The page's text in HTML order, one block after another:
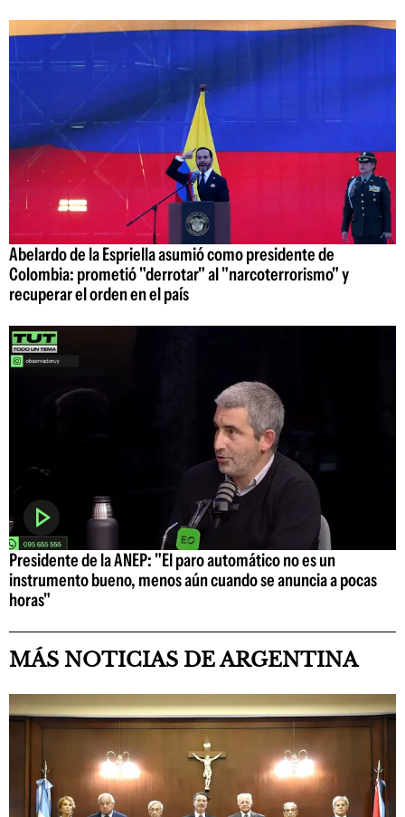
Abelardo de la Espriella asumió como presidente de
Colombia: prometió "derrotar" al "narcoterrorismo" y
recuperar el orden en el país
Presidente de la ANEP: "El paro automático no es un
instrumento bueno, menos aún cuando se anuncia a pocas
horas"
MÁS NOTICIAS DE ARGENTINA